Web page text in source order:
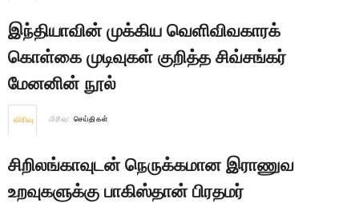
இந்தியாவின் முக்கிய வெளிவிவகாரக்
கொள்கை முடிவுகள் குறித்த சிவ்சங்கர்
மேனனின் நூல்
விரிவு பிரிவு: செய்திகள்
சிறிலங்காவுடன் நெருக்கமான இராணுவ
உறவுகளுக்கு பாகிஸ்தான் பிரதமர்